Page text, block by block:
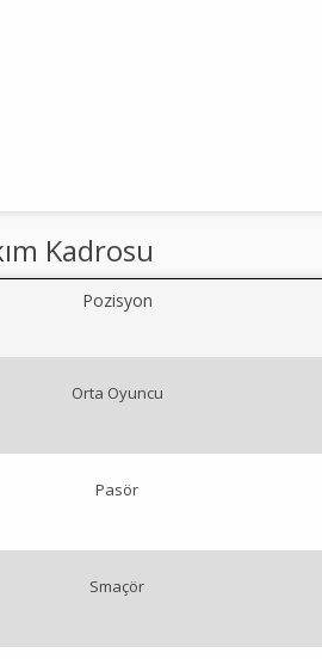
Kadrosu
Pozisyon
Orta Oyuncu
Pasör
Smaçör